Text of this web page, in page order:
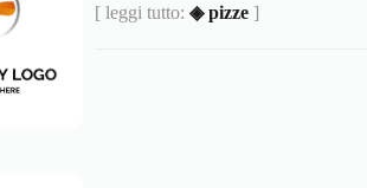
[ leggi tutto: ◈ pizze ]